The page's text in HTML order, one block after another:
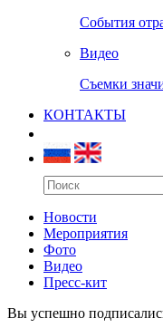
События
Видео
Съемки
КОНТАКТЫ
Новости
Мероприятия
Фото
Видео
Пресс-кит
Вы успешно